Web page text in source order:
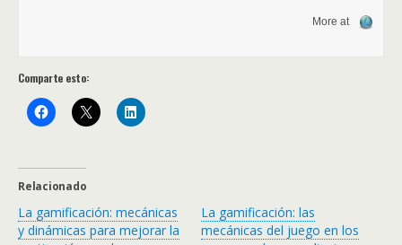
More at
Comparte esto:
Relacionado
La gamificación: mecánicas
y dinámicas para mejorar la
La gamificación: las
mecánicas del juego en los